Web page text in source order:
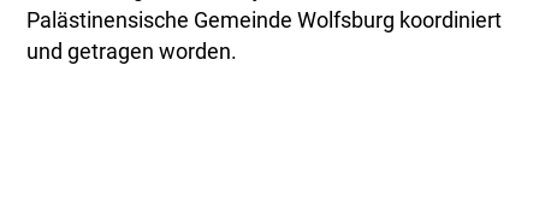
Palästinensische Gemeinde Wolfsburg koordiniert
und getragen worden.